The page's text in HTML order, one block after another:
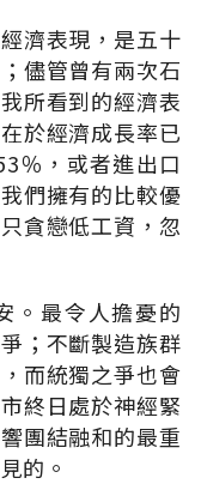
濟表現，是五十
儘管曾有兩次石
所看到的經濟表
於經濟成長率已
％，或者進出口
們擁有的比較優
貪戀低工資，忽
。最令人擔憂的
；不斷製造族群
而統獨之爭也會
終日處於神經緊
團結融和的最重
的。